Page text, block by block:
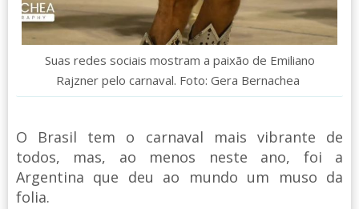
Suas redes sociais mostram a paixão de Emiliano
Rajzner pelo carnaval. Foto: Gera Bernachea
O Brasil tem o carnaval mais vibrante de
todos, mas, ao menos neste ano, foi a
Argentina que deu ao mundo um muso da
folia.